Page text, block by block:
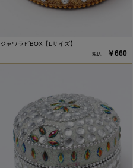
ジャワラビBOX【Lサイズ】
￥660